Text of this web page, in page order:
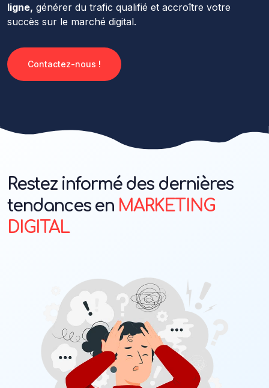
ligne, générer du trafic qualifié et accroître votre
succès sur le marché digital.
Contactez-nous !
Restez informé des dernières
tendances en MARKETING
DIGITAL